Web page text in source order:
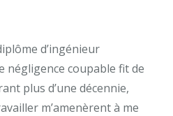
d’ingénieur
négligence coupable fit de
plus d’une décennie,
m’amenèrent à me